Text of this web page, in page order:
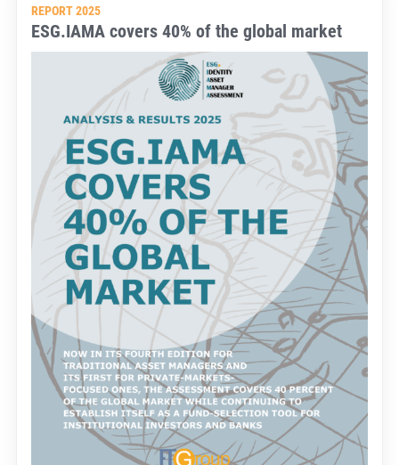
REPORT 2025
ESG.IAMA covers 40% of the global market